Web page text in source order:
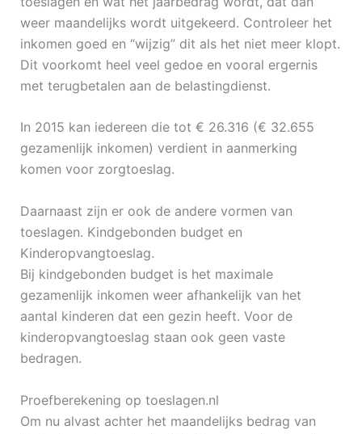
weer maandelijks wordt uitgekeerd. Controleer het
inkomen goed en “wijzig” dit als het niet meer klopt.
Dit voorkomt heel veel gedoe en vooral ergernis
met terugbetalen aan de belastingdienst.
In 2015 kan iedereen die tot € 26.316 (€ 32.655
gezamenlijk inkomen) verdient in aanmerking
komen voor zorgtoeslag.
Daarnaast zijn er ook de andere vormen van
toeslagen. Kindgebonden budget en
Kinderopvangtoeslag.
Bij kindgebonden budget is het maximale
gezamenlijk inkomen weer afhankelijk van het
aantal kinderen dat een gezin heeft. Voor de
kinderopvangtoeslag staan ook geen vaste
bedragen.
Proefberekening op toeslagen.nl
Om nu alvast achter het maandelijks bedrag van